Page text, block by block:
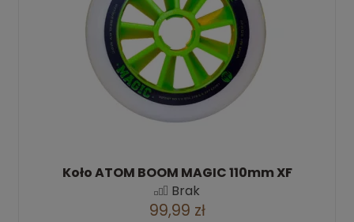
Koło ATOM BOOM MAGIC 110mm XF
Brak
99,99 zł